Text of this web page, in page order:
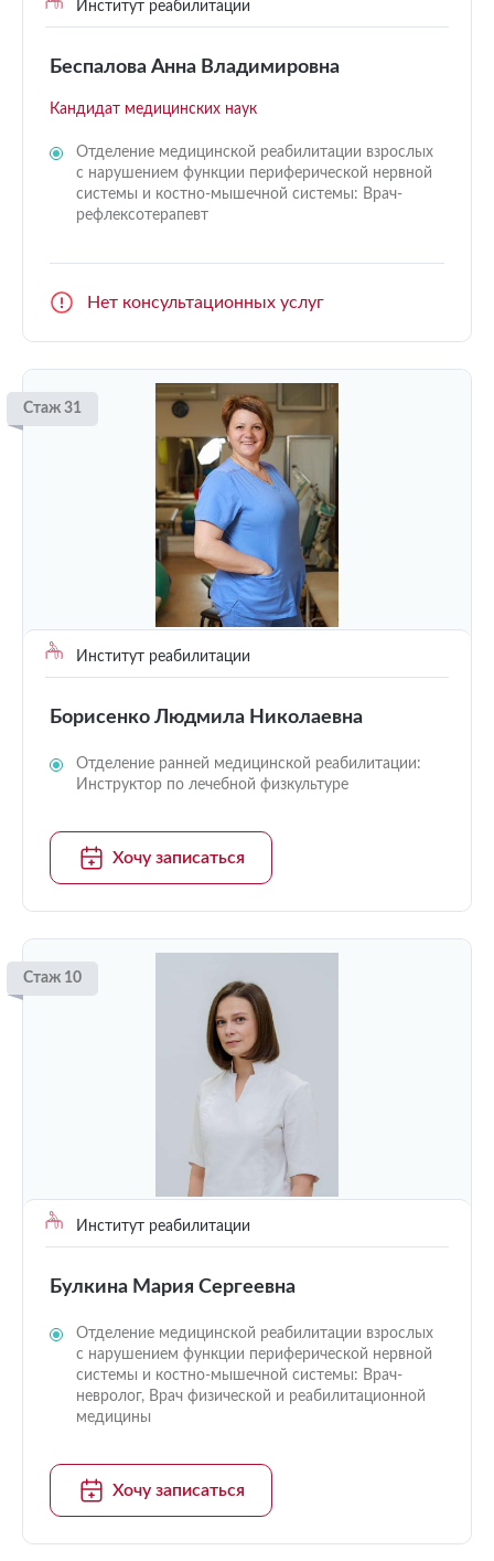
Институт реабилитации
Беспалова Анна Владимировна
Кандидат медицинских наук
Отделение медицинской реабилитации взрослых
с нарушением функции периферической нервной
системы и костно-мышечной системы: Врач-
рефлексотерапевт
Нет консультационных услуг
Стаж 31
Институт реабилитации
Борисенко Людмила Николаевна
Отделение ранней медицинской реабилитации:
Инструктор по лечебной физкультуре
Хочу записаться
Стаж 10
Институт реабилитации
Булкина Мария Сергеевна
Отделение медицинской реабилитации взрослых
с нарушением функции периферической нервной
системы и костно-мышечной системы: Врач-
невролог, Врач физической и реабилитационной
медицины
Хочу записаться